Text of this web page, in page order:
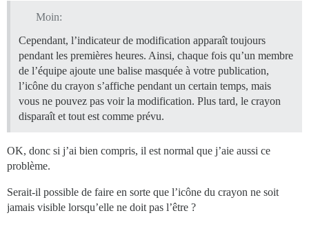
Moin:
Cependant, l’indicateur de modification apparaît toujours
pendant les premières heures. Ainsi, chaque fois qu’un membre
de l’équipe ajoute une balise masquée à votre publication,
l’icône du crayon s’affiche pendant un certain temps, mais
vous ne pouvez pas voir la modification. Plus tard, le crayon
disparaît et tout est comme prévu.
OK, donc si j’ai bien compris, il est normal que j’aie aussi ce
problème.
Serait-il possible de faire en sorte que l’icône du crayon ne soit
jamais visible lorsqu’elle ne doit pas l’être ?